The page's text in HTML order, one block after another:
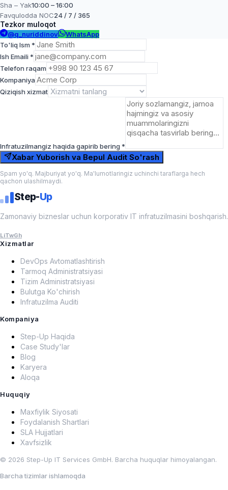
Sha – Yak10:00 – 16:00
Favqulodda NOC24 / 7 / 365
Tezkor muloqot
@q_nuriddinov
WhatsApp
To'liq Ism *
Ish Emaili *
Telefon raqam
Kompaniya
Qiziqish xizmat
Infratuzilmangiz haqida gapirib bering *
Xabar Yuborish va Bepul Audit So'rash
Spam yo'q. Majburiyat yo'q. Ma'lumotlaringiz uchinchi taraflarga hech
qachon ulashilmaydi.
Step-Up
Zamonaviy bizneslar uchun korporativ IT infratuzilmasini boshqarish.
LiTwGh
Xizmatlar
DevOps Avtomatlashtirish
Tarmoq Administratsiyasi
Tizim Administratsiyasi
Bulutga Ko'chirish
Infratuzilma Auditi
Kompaniya
Step-Up Haqida
Case Study'lar
Blog
Karyera
Aloqa
Huquqiy
Maxfiylik Siyosati
Foydalanish Shartlari
SLA Hujjatlari
Xavfsizlik
© 2026 Step-Up IT Services GmbH. Barcha huquqlar himoyalangan.
Barcha tizimlar ishlamoqda